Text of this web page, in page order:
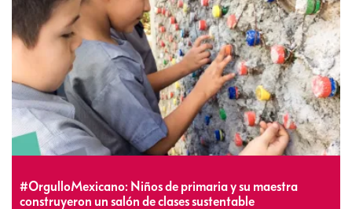
#OrgulloMexicano: Niños de primaria y su maestra
construyeron un salón de clases sustentable